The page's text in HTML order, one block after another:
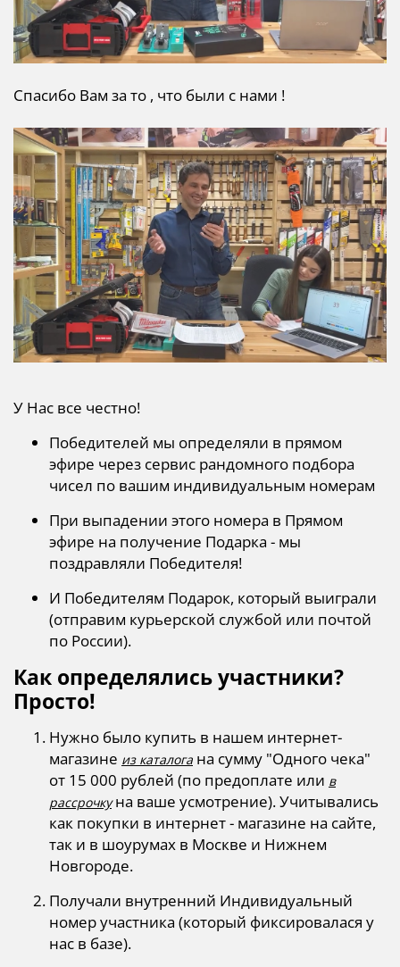
Спасибо Вам за то , что были с нами !
У Нас все честно!
​Победителей мы определяли в прямом
эфире через сервис рандомного подбора
чисел по вашим индивидуальным номерам
При выпадении этого номера в Прямом
эфире на получение Подарка - мы
поздравляли Победителя!
И Победителям Подарок, который выиграли
(отправим курьерской службой или почтой
по России).
Как определялись участники?
Просто!
Нужно было купить в нашем интернет-
магазине из каталога на сумму "Одного чека"
от 15 000 рублей (по предоплате или в
рассрочкуна ваше усмотрение). Учитывались
как покупки в интернет - магазине на сайте,
так и в шоурумах в Москве и Нижнем
Новгороде.
Получали внутренний Индивидуальный
номер участника (который фиксировалася у
нас в базе).